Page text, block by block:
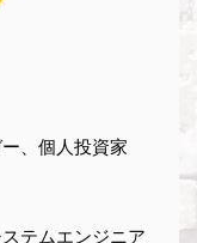
、個人投資家
テムエンジニア